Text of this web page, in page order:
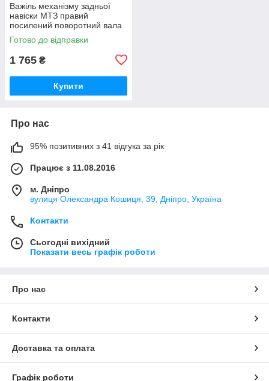
Важіль механізму задньої
навіски МТЗ правий
посилений поворотний вала
навески (вир-во Україна) 80-
4605022 / 80-4605022-А
Готово до відправки
1 765 ₴
Купити
Про нас
95% позитивних з 41 відгука за рік
Працює з 11.08.2016
м. Дніпро
вулиця Олександра Кошиця, 39, Дніпро, Україна
Контакти
Сьогодні вихідний
Показати весь графік роботи
Про нас
Контакти
Доставка та оплата
Графік роботи